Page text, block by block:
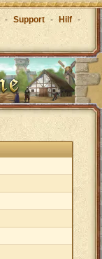
- Support - Hilf -